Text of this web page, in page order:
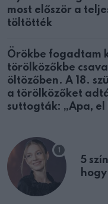
most először a
töltötték
Örökbe fogadtam
törölközőkbe
öltözőben. A 18.
a törölközőket
suttogták: „Apa, el
5